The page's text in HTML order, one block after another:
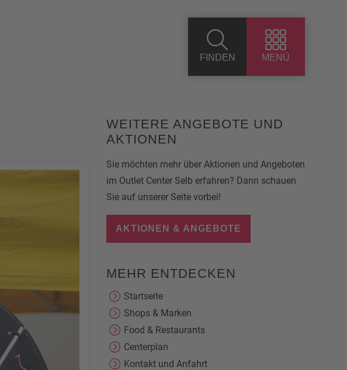
FINDEN MENÜ
WEITERE ANGEBOTE UND
AKTIONEN
Sie möchten mehr über Aktionen und Angeboten
im Outlet Center Selb erfahren? Dann schauen
Sie auf unserer Seite vorbei!
AKTIONEN & ANGEBOTE
MEHR ENTDECKEN
Startseite
Shops & Marken
Food & Restaurants
Centerplan
Kontakt und Anfahrt